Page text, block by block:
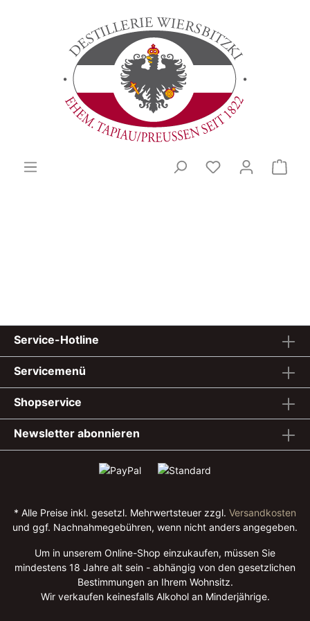
Service-Hotline
Servicemenü
Shopservice
Newsletter abonnieren
* Alle Preise inkl. gesetzl. Mehrwertsteuer zzgl. Versandkosten
und ggf. Nachnahmegebühren, wenn nicht anders angegeben.
Um in unserem Online-Shop einzukaufen, müssen Sie
mindestens 18 Jahre alt sein - abhängig von den gesetzlichen
Bestimmungen an Ihrem Wohnsitz.
Wir verkaufen keinesfalls Alkohol an Minderjährige.